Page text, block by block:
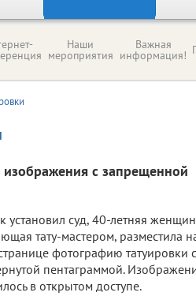
Наши
мероприятия
Важная
информация!
изображения с запрещенной
установил суд, 40-летняя
тату-мастером, разместила
фотографию татуировки с
пентаграммой.
в открытом доступе.